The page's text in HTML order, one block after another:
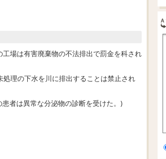
場は有害廃棄物の不法排出で罰金を科され
理の下水を川に排出することは禁止され
者は異常な分泌物の診断を受けた。)